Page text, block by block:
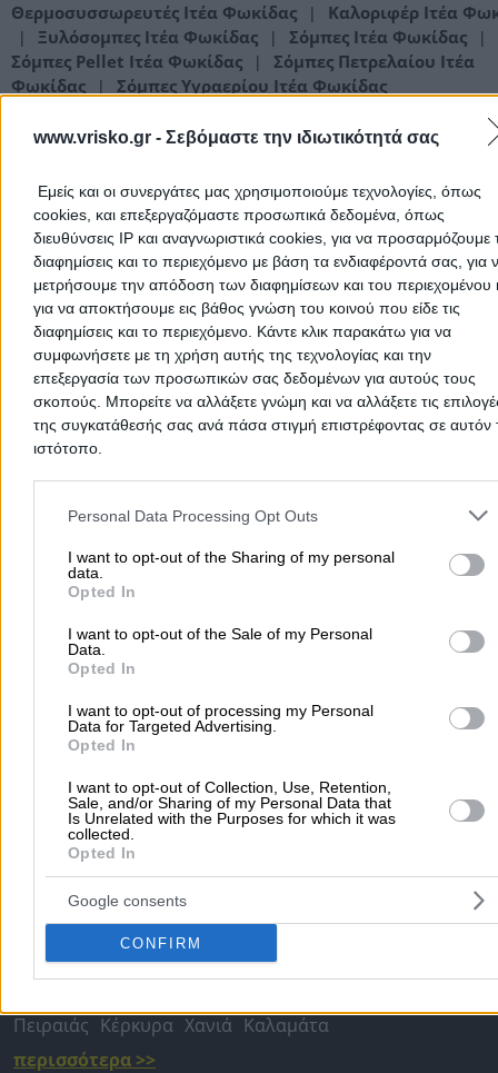
www.vrisko.gr - Σεβόμαστε την ιδιωτικότητά σας
Εμείς και οι συνεργάτες μας χρησιμοποιούμε τεχνολογίες, όπως
cookies, και επεξεργαζόμαστε προσωπικά δεδομένα, όπως
διευθύνσεις IP και αναγνωριστικά cookies, για να προσαρμόζουμε
διαφημίσεις και το περιεχόμενο με βάση τα ενδιαφέροντά σας, για
μετρήσουμε την απόδοση των διαφημίσεων και του περιεχομένου
για να αποκτήσουμε εις βάθος γνώση του κοινού που είδε τις
διαφημίσεις και το περιεχόμενο. Κάντε κλικ παρακάτω για να
συμφωνήσετε με τη χρήση αυτής της τεχνολογίας και την
επεξεργασία των προσωπικών σας δεδομένων για αυτούς τους
σκοπούς. Μπορείτε να αλλάξετε γνώμη και να αλλάξετε τις
της συγκατάθεσής σας ανά πάσα στιγμή επιστρέφοντας σε αυτόν
ιστότοπο.
Please note that this website/app uses one or more Google
and may gather and store information including but not limited to
to Google and its third-party tags to use your data for below
purposes in below Google consent section.
Personal Data Processing Opt Outs
I want to opt-out of the Sharing of my personal
data.
Opted In
I want to opt-out of the Sale of my Personal
Data.
Opted In
I want to opt-out of processing my Personal
Data for Targeted Advertising.
Opted In
I want to opt-out of Collection, Use, Retention,
Sale, and/or Sharing of my Personal Data that
Is Unrelated with the Purposes for which it was
collected.
Opted In
Google consents
CONFIRM
Θερμοσυσσωρευτές Ιτέα Φωκίδας
| Καλοριφέρ Ιτέα
| Ξυλόσομπες Ιτέα Φωκίδας | Σόμπες Ιτέα Φωκίδας |
Σόμπες Pellet Ιτέα Φωκίδας |
Σόμπες Πετρελαίου Ιτέα
Φωκίδας
| Σόμπες Υγραερίου Ιτέα Φωκίδας
Ψάχνεις για είδη θέρμανσης σεΙτέα Φωκίδας; Στην ενότητα
Θέρμανσηςθα βρεις όλους τους εμπόρους, εισαγωγείς και τις
χώρους.
Ενδιαφέρεσαι για συσκευές θέρμανσης άμεσης απόδοσης
(θερμοπομποί, σόμπες υγραερίου, πέλλετ, ξύλου ή ξυλόσομπες,
σώματα πάνελ, αερόθερμα, convector, ηλεκτρικά καλοριφέρ,
θερμοσυσσωρευτές); Μήπως αναζητάς κατάστημα για αγορά
θερμάστρας, σόμπας αλογόνου, θερμαντικού σώματος ή
τζάκι;
Εδώ θα βρεις όλες τις επιχειρήσεις και τα καταστήματα που
εμπορεύονται είδη θέρμανσης σε Ιτέα Φωκίδαςγια να
που θα καλύψει τις ανάγκες σου.
Η επαγγελματική εμπειρία, ο εξοπλισμός, το απόθεμα, η συνέπεια
στους χρόνους παράδοσης και η γρήγορη εξυπηρέτηση, είναι
από τα βασικά κριτήρια για την επιλογή του κατάλληλου για
Είδη Θέρμανσης Φωκίδας
Οικιακά Είδη > Είδη Θέρμανσης
Δημοφιλείς Αναζητήσεις
Μετακομίσεις & Μεταφορές
Ψυχολόγοι
Παιδικοί Σταθμοί
Οδοντίατροι
Συνεργεία Αυτοκινήτων
Υδραυλικοί - Υδραυλικές Εγκαταστάσεις
περισσότερα >>
Τοπική Αναζήτηση
Αθήνα Θεσσαλονίκη Πάτρα Λάρισα
Πειραιάς Κέρκυρα Χανιά Καλαμάτα
περισσότερα >>